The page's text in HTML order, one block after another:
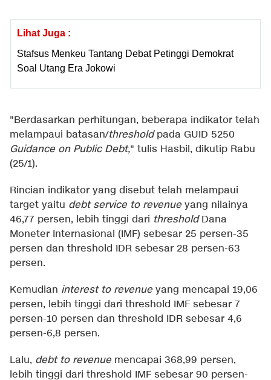
Lihat Juga :
Stafsus Menkeu Tantang Debat Petinggi Demokrat
Soal Utang Era Jokowi
"Berdasarkan perhitungan, beberapa indikator telah
melampaui batasan/thresholdpada GUID 5250
Guidance on Public Debt," tulis Hasbil, dikutip Rabu
(25/1).
Rincian indikator yang disebut telah melampaui
target yaitu debt service to revenue yang nilainya
46,77 persen, lebih tinggi dari thresholdDana
Moneter Internasional (IMF) sebesar 25 persen-35
persen dan threshold IDR sebesar 28 persen-63
persen.
Kemudian interest to revenue yang mencapai 19,06
persen, lebih tinggi dari threshold IMF sebesar 7
persen-10 persen dan threshold IDR sebesar 4,6
persen-6,8 persen.
Lalu, debt to revenue mencapai 368,99 persen,
lebih tinggi dari threshold IMF sebesar 90 persen-